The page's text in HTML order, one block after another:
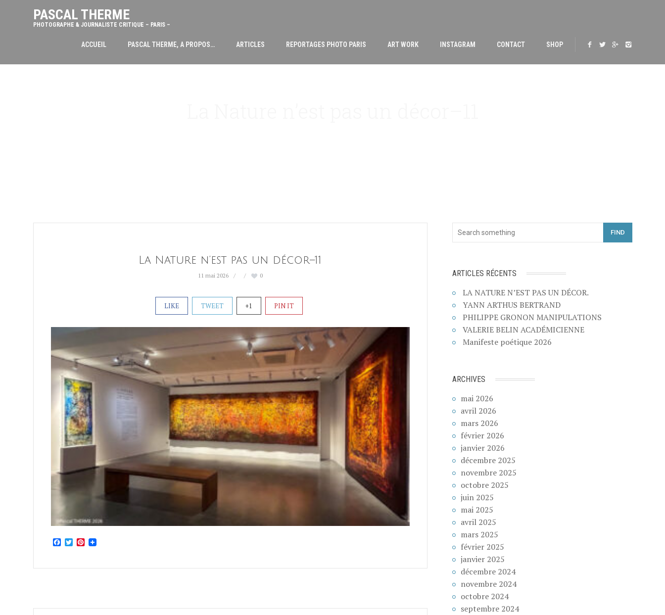
PASCAL THERME
PHOTOGRAPHE & JOURNALISTE CRITIQUE – PARIS –
ACCUEIL PASCAL THERME, A PROPOS… ARTICLES REPORTAGES PHOTO PARIS ART WORK INSTAGRAM CONTACT SHOP
La Nature n’est pas un décor–11
11 mai 2026 0
LIKE TWEET +1 PIN IT
Facebook
TwitterPinterest
FIND
ARTICLES RÉCENTS
LA NATURE N’EST PAS UN DÉCOR.
YANN ARTHUS BERTRAND
PHILIPPE GRONON MANIPULATIONS
VALERIE BELIN ACADÉMICIENNE
Manifeste poétique 2026
ARCHIVES
mai 2026
avril 2026
mars 2026
février 2026
janvier 2026
décembre 2025
novembre 2025
octobre 2025
juin 2025
mai 2025
avril 2025
mars 2025
février 2025
janvier 2025
décembre 2024
novembre 2024
octobre 2024
septembre 2024